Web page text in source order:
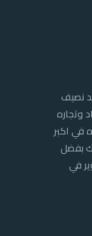
( احمد نصيف
وتجاره
في اكبر
بفضل
في